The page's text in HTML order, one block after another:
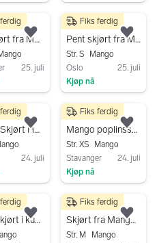
Miniskjørt fra Mango,liten brukt
25. juli
Legg til som favoritt.
250 kr
Pent skjørt fra Mango Suit, str. S
Str. S
Mango
Oslo
25. juli
Kjøp nå
Fiks ferdig
Mango Skjørt Houndstooth M Svart og hvit
24. juli
Legg til som favoritt.
200 kr
Mango poplinsskjørt
Str. XS
Mango
Stavanger
24. juli
Kjøp nå
Fiks ferdig
Blyantskjørt i kunstskinnLegg til som favoritt.
200 kr
Skjørt fra Mango: Strl M
Str. M
Mango
Fiks ferdig